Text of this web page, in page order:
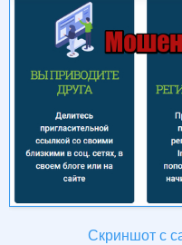
Скриншот с